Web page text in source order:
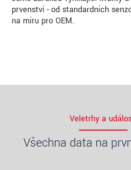
prvenství - od standardních
na míru pro OEM.
Veletrhy a
Všechna data na